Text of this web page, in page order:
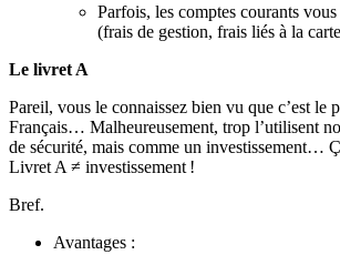
Parfois, les comptes courants
(frais de gestion, frais liés à la
Le livret A
Pareil, vous le connaissez bien vu que c’est le
Français… Malheureusement, trop l’utilisent
de sécurité, mais comme un investissement…
Livret A ≠ investissement !
Bref.
Avantages :